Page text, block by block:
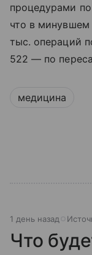
процедурами
что в минувшем
тыс. операций
522 — по
медицина
1 день назад
Что